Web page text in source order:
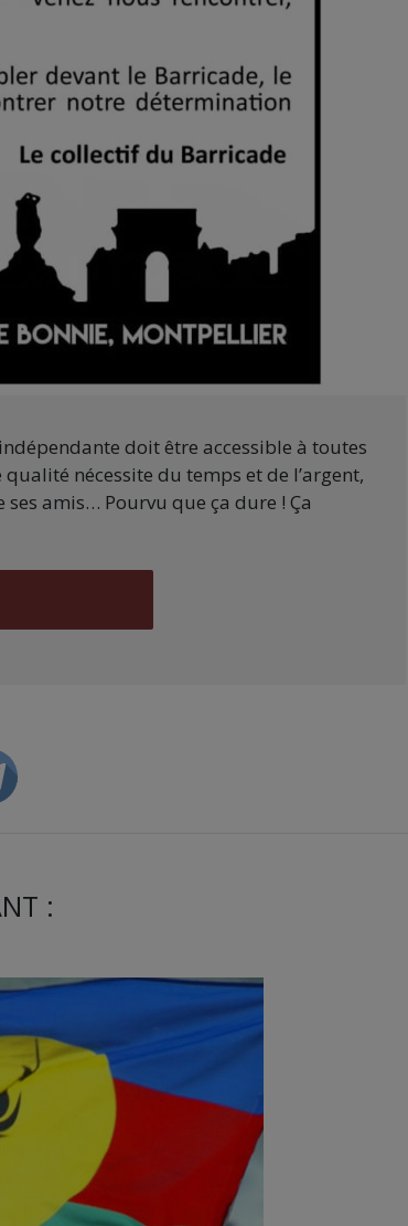
doit être accessible à toutes
nécessite du temps et de l’argent,
amis… Pourvu que ça dure ! Ça
: